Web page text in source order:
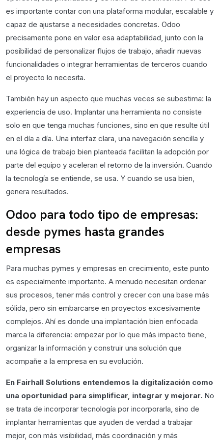
es importante contar con una plataforma modular, escalable y
capaz de ajustarse a necesidades concretas. Odoo
precisamente pone en valor esa adaptabilidad, junto con la
posibilidad de personalizar flujos de trabajo, añadir nuevas
funcionalidades o integrar herramientas de terceros cuando
el proyecto lo necesita.
También hay un aspecto que muchas veces se subestima: la
experiencia de uso. Implantar una herramienta no consiste
solo en que tenga muchas funciones, sino en que resulte útil
en el día a día. Una interfaz clara, una navegación sencilla y
una lógica de trabajo bien planteada facilitan la adopción por
parte del equipo y aceleran el retorno de la inversión. Cuando
la tecnología se entiende, se usa. Y cuando se usa bien,
genera resultados.
Odoo para todo tipo de empresas:
desde pymes hasta grandes
empresas
Para muchas pymes y empresas en crecimiento, este punto
es especialmente importante. A menudo necesitan ordenar
sus procesos, tener más control y crecer con una base más
sólida, pero sin embarcarse en proyectos excesivamente
complejos. Ahí es donde una implantación bien enfocada
marca la diferencia: empezar por lo que más impacto tiene,
organizar la información y construir una solución que
acompañe a la empresa en su evolución.
En Fairhall Solutions entendemos la digitalización como
una oportunidad para simplificar, integrar y mejorar. No
se trata de incorporar tecnología por incorporarla, sino de
implantar herramientas que ayuden de verdad a trabajar
mejor, con más visibilidad, más coordinación y más